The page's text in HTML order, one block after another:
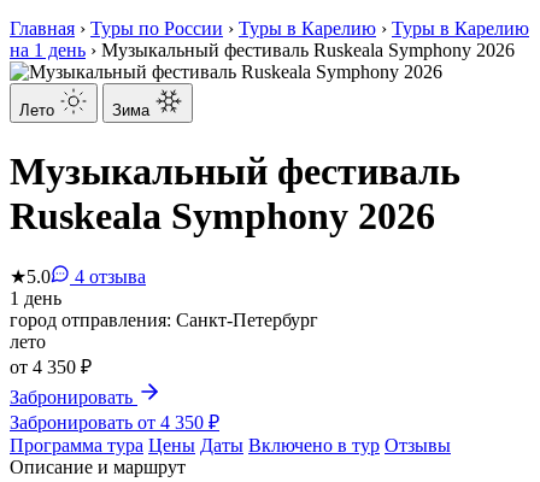
Главная › Туры по России › Туры в Карелию › Туры в Карелию
на 1 день › Музыкальный фестиваль Ruskeala Symphony 2026
Лето Зима
Музыкальный фестиваль
Ruskeala Symphony 2026
★5.0
4 отзыва
1 день
город отправления: Санкт-Петербург
лето
от 4 350 ₽
Забронировать
Забронировать от 4 350 ₽
Программа тура Цены Даты Включено в тур Отзывы
Описание и маршрут